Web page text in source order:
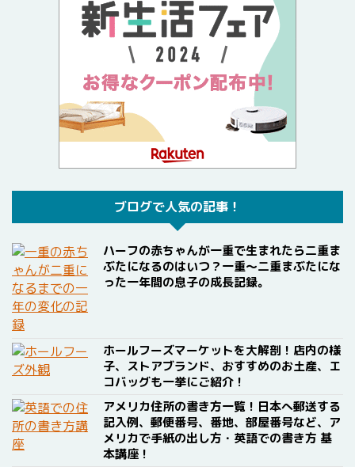
ブログで人気の記事！
ハーフの赤ちゃんが一重で生まれたら二重ま
ぶたになるのはいつ？一重〜二重まぶたにな
った一年間の息子の成長記録。
ホールフーズマーケットを大解剖！店内の様
子、ストアブランド、おすすめのお土産、エ
コバッグも一挙にご紹介！
アメリカ住所の書き方一覧！日本へ郵送する
記入例、郵便番号、番地、部屋番号など、ア
メリカで手紙の出し方・英語での書き方 基
本講座！